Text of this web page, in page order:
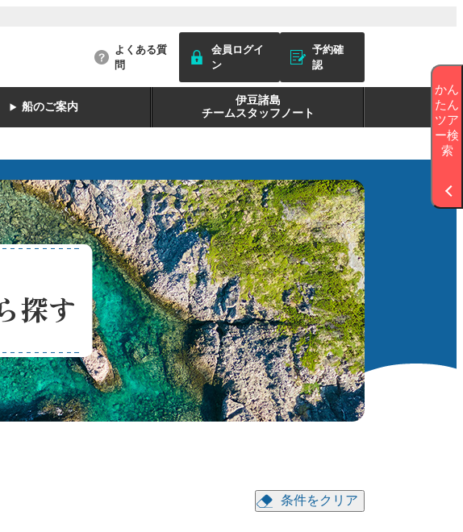
よくある質
問
会員ログイ
ン
予約確
認
船のご案内
伊豆諸島
チームスタッフノート
探す
条件をクリア
かん
たん
ツア
ー検
索